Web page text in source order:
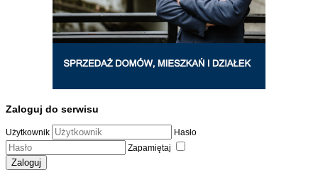
Zaloguj do serwisu
Użytkownik
Hasło
Zapamiętaj
Zaloguj